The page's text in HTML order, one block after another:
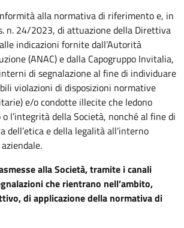
di illecito –
alla normativa di riferimento e, in
n. 24/2023, di attuazione della Direttiva
indicazioni fornite dall’Autorità
(ANAC) e dalla Capogruppo Invitalia,
di segnalazione al fine di individuare
violazioni di disposizioni normative
e/o condotte illecite che ledono
o l’integrità della Società, nonché al fine di
dell’etica e della legalità all’interno
alla Società, tramite i canali
che rientrano nell’ambito,
di applicazione della normativa di